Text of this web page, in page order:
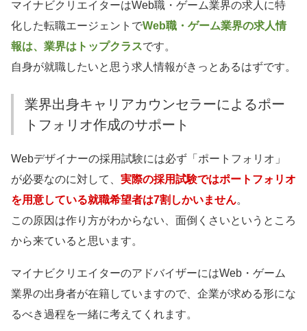
マイナビクリエイターはWeb職・ゲーム業界の求人に特
化した転職エージェントでWeb職・ゲーム業界の求人情
報は、業界はトップクラスです。
自身が就職したいと思う求人情報がきっとあるはずです。
業界出身キャリアカウンセラーによるポー
トフォリオ作成のサポート
Webデザイナーの採用試験には必ず「ポートフォリオ」
が必要なのに対して、 実際の採用試験ではポートフォリオ
を用意している就職希望者は7割しかいません。
この原因は作り方がわからない、面倒くさいというところ
から来ていると思います。
マイナビクリエイターのアドバイザーにはWeb・ゲーム
業界の出身者が在籍していますので、企業が求める形にな
るべき過程を一緒に考えてくれます。